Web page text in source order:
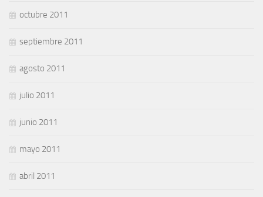
octubre 2011
septiembre 2011
agosto 2011
julio 2011
junio 2011
mayo 2011
abril 2011